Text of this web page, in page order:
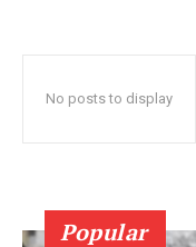
No posts to display
Popular